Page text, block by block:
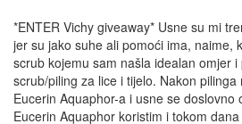
*ENTER Vichy giveaway* Usne su mi
jer su jako suhe ali pomoći ima, naime,
scrub kojemu sam našla idealan omjer
scrub/piling za lice i tijelo. Nakon
Eucerin Aquaphor-a i usne se doslovno
Eucerin Aquaphor koristim i tokom